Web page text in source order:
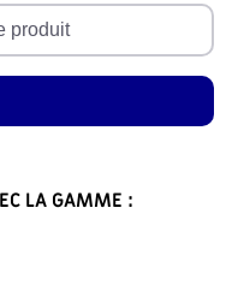
produit
LA GAMME :